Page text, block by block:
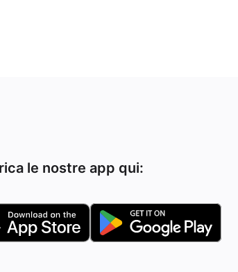
le nostre app qui: